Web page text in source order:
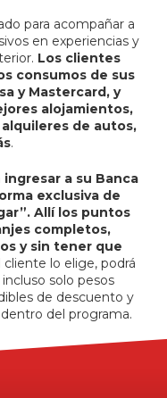
para acompañar a
en experiencias y
Los clientes
consumos de sus
y Mastercard, y
alojamientos,
de autos,
.
ingresar a su Banca
exclusiva de
Allí los puntos
completos,
y sin tener que
cliente lo elige, podrá
solo pesos
de descuento y
del programa.